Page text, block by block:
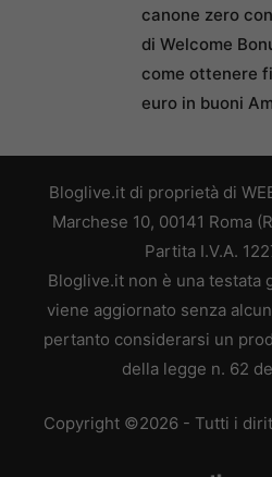
canone zero
di Welcome
come ottenere
euro in buoni
Bloglive.it di proprietà di
Marchese 10, 00141 Roma
Partita I.V.A.
Bloglive.it non è una testata
viene aggiornato senza
pertanto considerarsi un
della legge n. 62
Copyright ©2026 - Tutti i